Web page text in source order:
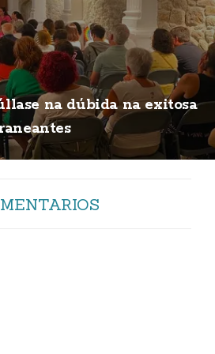
na dúbida na exitosa